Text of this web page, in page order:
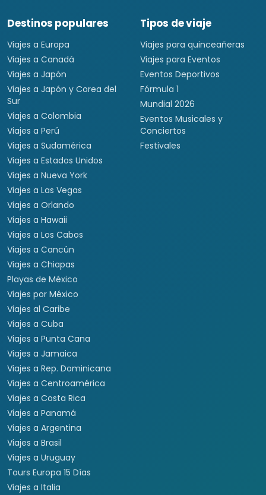
Destinos populares
Viajes a Europa
Viajes a Canadá
Viajes a Japón
Viajes a Japón y Corea del
Sur
Viajes a Colombia
Viajes a Perú
Viajes a Sudamérica
Viajes a Estados Unidos
Viajes a Nueva York
Viajes a Las Vegas
Viajes a Orlando
Viajes a Hawaii
Viajes a Los Cabos
Viajes a Cancún
Viajes a Chiapas
Playas de México
Viajes por México
Viajes al Caribe
Viajes a Cuba
Viajes a Punta Cana
Viajes a Jamaica
Viajes a Rep. Dominicana
Viajes a Centroamérica
Viajes a Costa Rica
Viajes a Panamá
Viajes a Argentina
Viajes a Brasil
Viajes a Uruguay
Tours Europa 15 Días
Viajes a Italia
Tipos de viaje
Viajes para quinceañeras
Viajes para Eventos
Eventos Deportivos
Fórmula 1
Mundial 2026
Eventos Musicales y
Conciertos
Festivales